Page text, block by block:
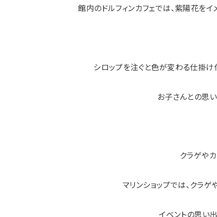
館内のドルフィンカフェでは、紫陽花をイ
シロップを注ぐと色が変わる仕掛け
お子さんとの思
クラゲや
マリンショップでは、クラ
イベントの思い